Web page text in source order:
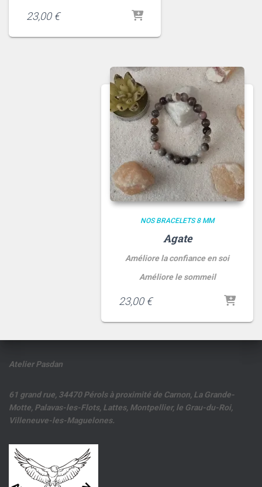
23,00 €
NOS BRACELETS 8 MM
Agate
Améliore la confiance en soi
Améliore le sommeil
23,00 €
Atelier Pasdan
61 grand rue, 34470 Pérols à proximité de Carnon, La Grande-
Motte, Palavas-les-Flots, Lattes, Montpellier, le Grau-du-Roi,
Villeneuve-les-Maguelones.